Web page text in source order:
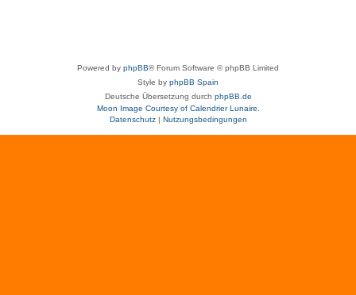
Powered by phpBB® Forum Software © phpBB Limited
Style by phpBB Spain
Deutsche Übersetzung durch phpBB.de
Moon Image Courtesy of Calendrier Lunaire.
Datenschutz| Nutzungsbedingungen